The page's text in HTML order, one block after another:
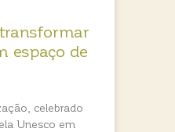
espaço de
celebrado
Unesco em